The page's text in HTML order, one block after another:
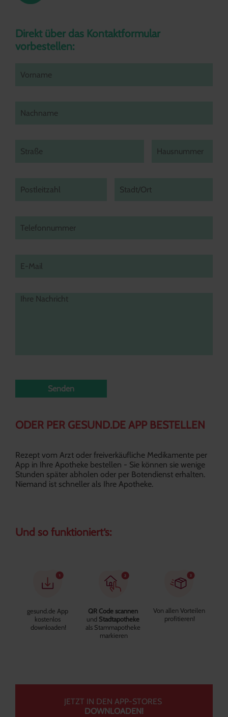
Direkt über das Kontaktformular
vorbestellen:
Senden
ODER PER GESUND.DE APP BESTELLEN
Rezept vom Arzt oder freiverkäufliche Medikamente per
App in Ihre Apotheke bestellen - Sie können sie wenige
Stunden später abholen oder per Botendienst erhalten.
Niemand ist schneller als Ihre Apotheke.
Und so funktioniert‘s:
gesund.de App
kostenlos
downloaden!
QR Code scannen
und Stadtapotheke
als Stammapotheke
markieren
Von allen Vorteilen
profitieren!
JETZT IN DEN APP-STORES
DOWNLOADEN!